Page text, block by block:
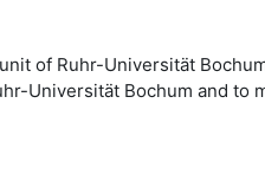
of Ruhr-Universität
Universität Bochum and to